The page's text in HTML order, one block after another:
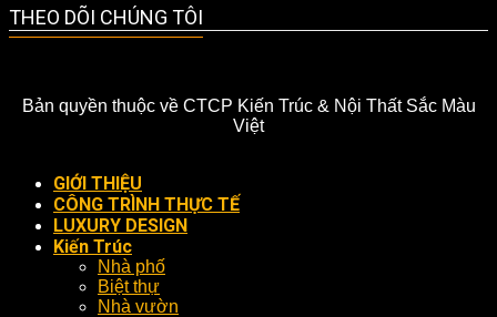
THEO DÕI CHÚNG TÔI
Bản quyền thuộc về CTCP Kiến Trúc & Nội Thất Sắc Màu
Việt
GIỚI THIỆU
CÔNG TRÌNH THỰC TẾ
LUXURY DESIGN
Kiến Trúc
Nhà phố
Biệt thự
Nhà vườn